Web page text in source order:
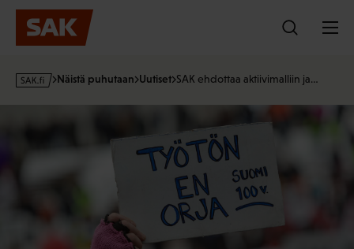
Hyppää
sisältöön
s
Näistä puhutaan Uutiset SAK ehdottaa aktiivimalliin ja…